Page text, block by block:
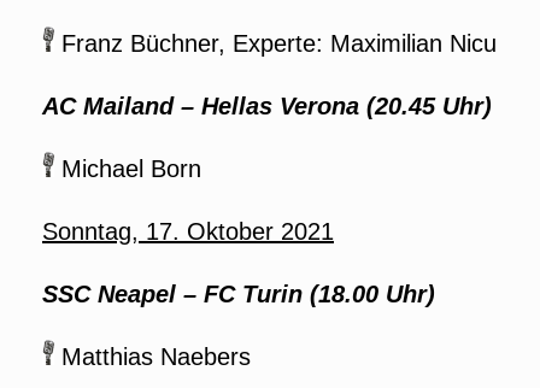
Franz Büchner, Experte: Maximilian Nicu
AC Mailand – Hellas Verona (20.45 Uhr)
Michael Born
Sonntag, 17. Oktober 2021
SSC Neapel – FC Turin (18.00 Uhr)
Matthias Naebers